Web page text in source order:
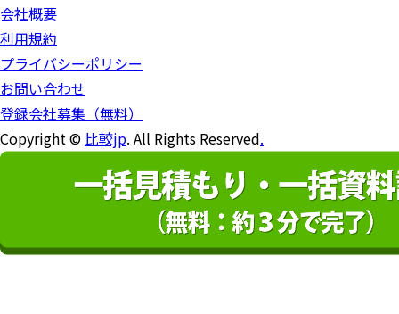
会社概要
利用規約
プライバシーポリシー
お問い合わせ
登録会社募集（無料）
Copyright ©比較jp. All Rights Reserved.